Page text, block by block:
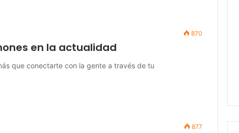
870
en la actualidad
que conectarte con la gente a través de tu
877